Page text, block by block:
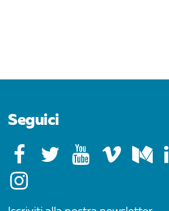
Seguici